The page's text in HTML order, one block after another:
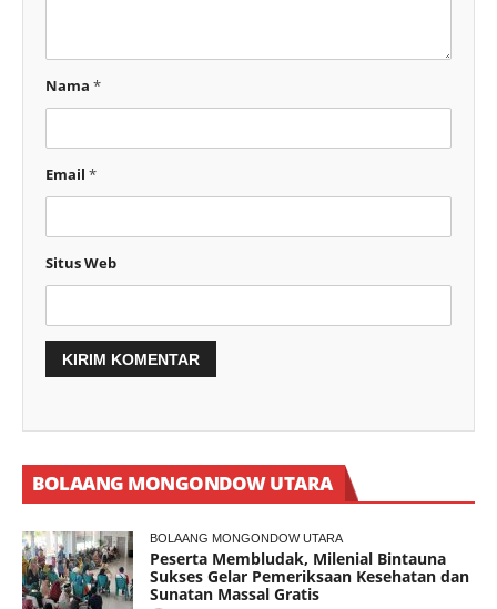
Nama *
Email *
Situs Web
BOLAANG MONGONDOW UTARA
BOLAANG MONGONDOW UTARA
Peserta Membludak, Milenial Bintauna
Sukses Gelar Pemeriksaan Kesehatan dan
Sunatan Massal Gratis